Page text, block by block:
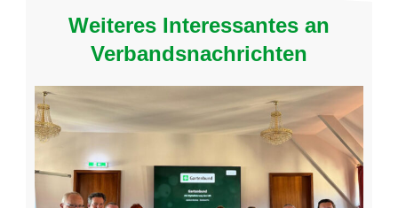
Weiteres Interessantes an
Verbandsnachrichten